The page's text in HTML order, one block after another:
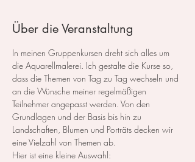
Über die Veranstaltung
In meinen Gruppenkursen dreht sich alles um
die Aquarellmalerei. Ich gestalte die Kurse so,
dass die Themen von Tag zu Tag wechseln und
an die Wünsche meiner regelmäßigen
Teilnehmer angepasst werden. Von den
Grundlagen und der Basis bis hin zu
Landschaften, Blumen und Porträts decken wir
eine Vielzahl von Themen ab.
Hier ist eine kleine Auswahl: